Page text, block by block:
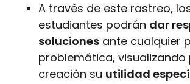
A través de este rastreo,
estudiantes podrán dar
soluciones ante cualquier
problemática,
creación su utilidad